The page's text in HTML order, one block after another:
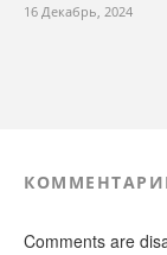
16 Декабрь, 2024
Comments are